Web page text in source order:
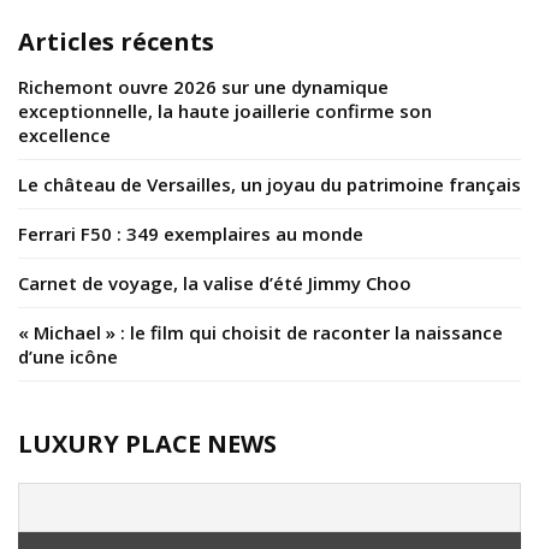
Articles récents
Richemont ouvre 2026 sur une dynamique
exceptionnelle, la haute joaillerie confirme son
excellence
Le château de Versailles, un joyau du patrimoine français
Ferrari F50 : 349 exemplaires au monde
Carnet de voyage, la valise d’été Jimmy Choo
« Michael » : le film qui choisit de raconter la naissance
d’une icône
LUXURY PLACE NEWS